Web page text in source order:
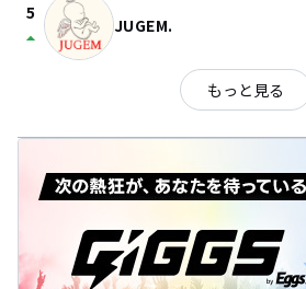
5
arrow_drop_up JUGEM.
もっと見る